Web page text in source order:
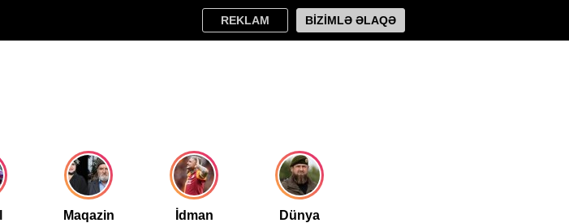
REKLAM BİZİMLƏ ƏLAQƏ
Maqazin İdman Dünya